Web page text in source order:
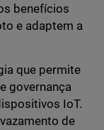
benefícios
e adaptem a
que permite
governança
IoT.
de